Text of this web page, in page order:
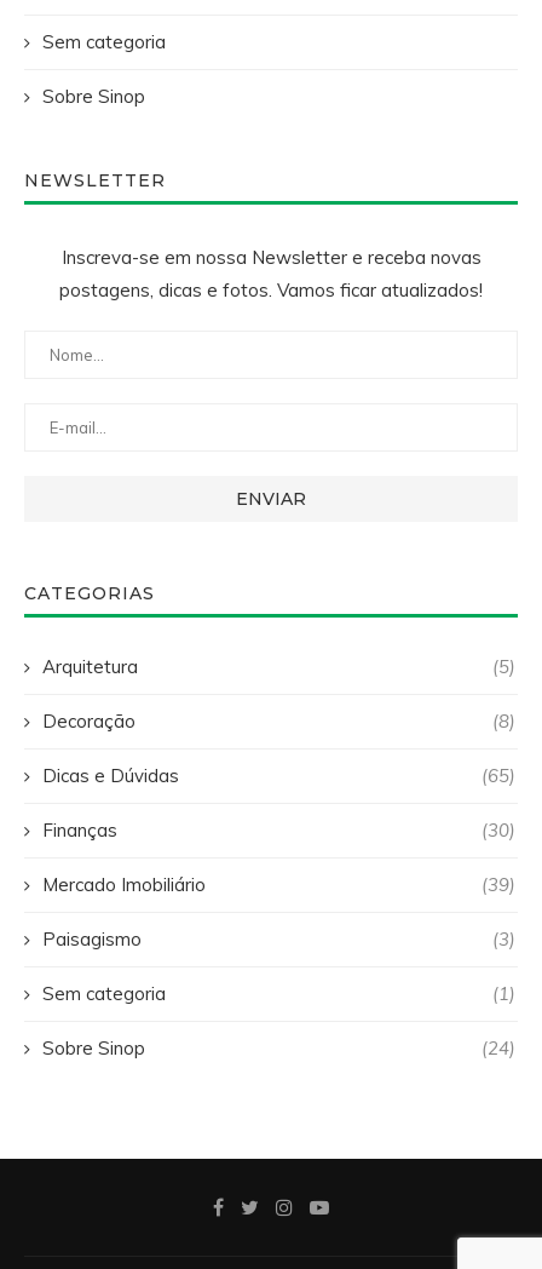
Sem categoria
Sobre Sinop
NEWSLETTER
Inscreva-se em nossa Newsletter e receba novas
postagens, dicas e fotos. Vamos ficar atualizados!
CATEGORIAS
Arquitetura (5)
Decoração (8)
Dicas e Dúvidas (65)
Finanças (30)
Mercado Imobiliário (39)
Paisagismo (3)
Sem categoria (1)
Sobre Sinop (24)